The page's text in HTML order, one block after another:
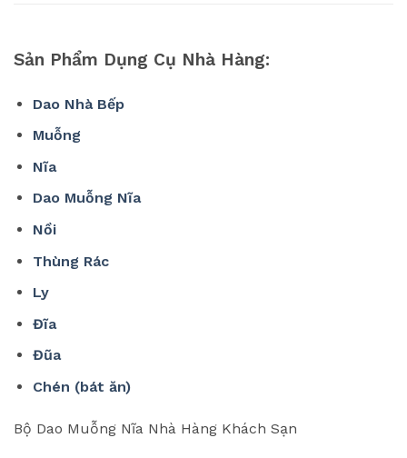
Sản Phẩm Dụng Cụ Nhà Hàng:
Dao Nhà Bếp
Muỗng
Nĩa
Dao Muỗng Nĩa
Nồi
Thùng Rác
Ly
Đĩa
Đũa
Chén (bát ăn)
Bộ Dao Muỗng Nĩa Nhà Hàng Khách Sạn